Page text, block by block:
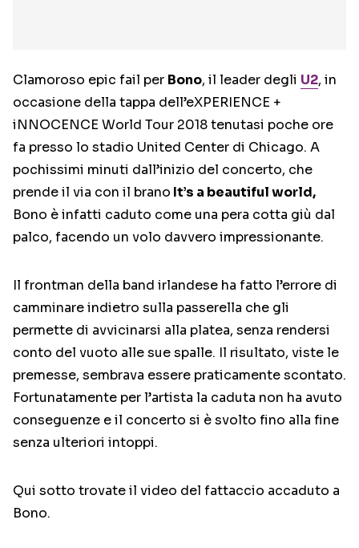
Clamoroso epic fail per Bono, il leader degli U2, in
occasione della tappa dell’eXPERIENCE +
iNNOCENCE World Tour 2018 tenutasi poche ore
fa presso lo stadio United Center di Chicago. A
pochissimi minuti dall’inizio del concerto, che
prende il via con il brano It’s a beautiful world,
Bono è infatti caduto come una pera cotta giù dal
palco, facendo un volo davvero impressionante.
Il frontman della band irlandese ha fatto l’errore di
camminare indietro sulla passerella che gli
permette di avvicinarsi alla platea, senza rendersi
conto del vuoto alle sue spalle. Il risultato, viste le
premesse, sembrava essere praticamente scontato.
Fortunatamente per l’artista la caduta non ha avuto
conseguenze e il concerto si è svolto fino alla fine
senza ulteriori intoppi.
Qui sotto trovate il video del fattaccio accaduto a
Bono.